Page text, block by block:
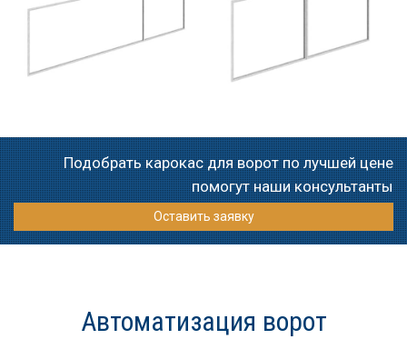
Подобрать карокас для ворот по лучшей цене
помогут наши консультанты
Оставить заявку
Автоматизация ворот